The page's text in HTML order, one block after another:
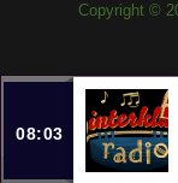
Copyright ©
08:03